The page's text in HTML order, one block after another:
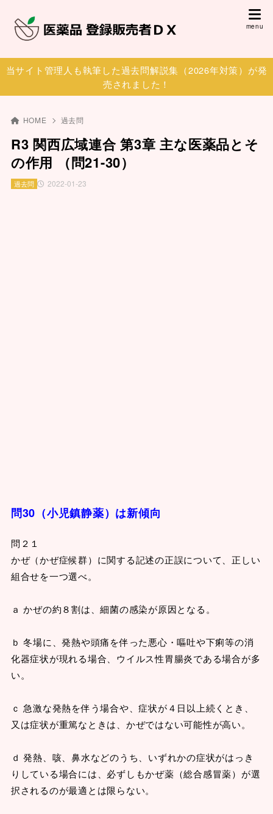
当サイト管理人も執筆した過去問解説集（2026年対策）が発
売されました！
HOME 過去問
R3 関西広域連合 第3章 主な医薬品とそ
の作用 （問21-30）
2022-01-23
過去問
問30（小児鎮静薬）は新傾向
問２１
かぜ（かぜ症候群）に関する記述の正誤について、正しい
組合せを一つ選べ。
ａ かぜの約８割は、細菌の感染が原因となる。
ｂ 冬場に、発熱や頭痛を伴った悪心・嘔吐や下痢等の消
化器症状が現れる場合、ウイルス性胃腸炎である場合が多
い。
ｃ 急激な発熱を伴う場合や、症状が４日以上続くとき、
又は症状が重篤なときは、かぜではない可能性が高い。
ｄ 発熱、咳、鼻水などのうち、いずれかの症状がはっき
りしている場合には、必ずしもかぜ薬（総合感冒薬）が選
択されるのが最適とは限らない。